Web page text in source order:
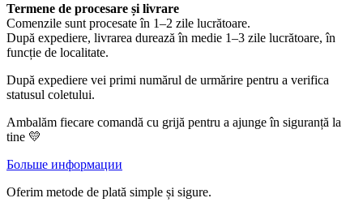
Termene de procesare și livrare
Comenzile sunt procesate în 1–2 zile lucrătoare.
După expediere, livrarea durează în medie 1–3 zile lucrătoare, în
funcție de localitate.
După expediere vei primi numărul de urmărire pentru a verifica
statusul coletului.
Ambalăm fiecare comandă cu grijă pentru a ajunge în siguranță la
tine 💛
Больше информации
Oferim metode de plată simple și sigure.